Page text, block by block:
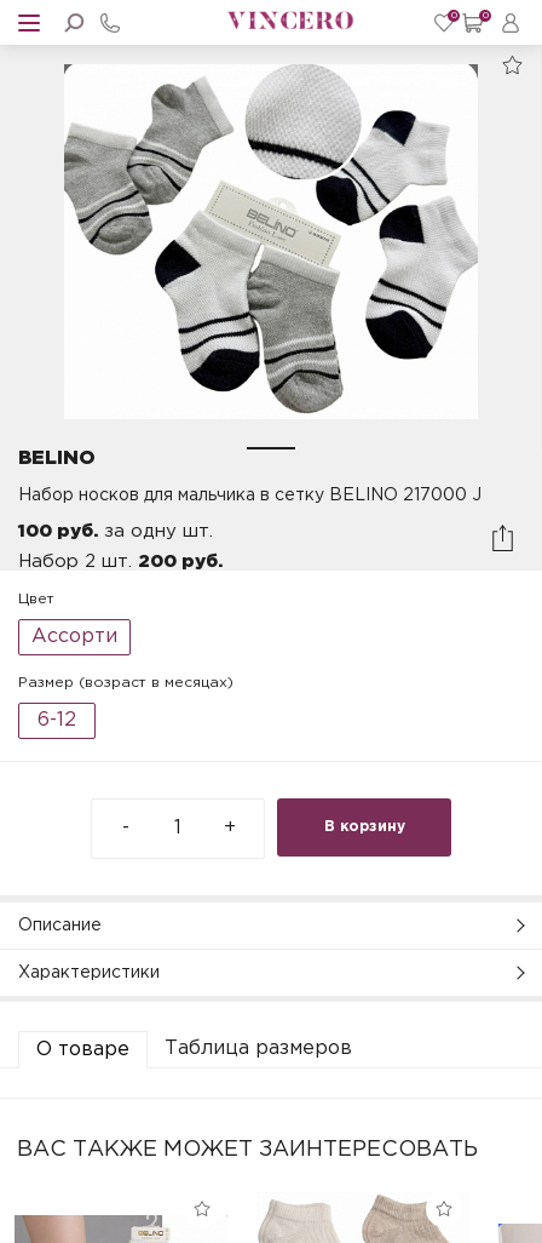
0 0
BELINO
Набор носков для мальчика в сетку BELINO 217000 J
100 руб. за одну шт.
Набор 2 шт. 200 руб.
Цвет
Ассорти
Размер (возраст в месяцах)
6-12
В корзину
- +
Описание
Характеристики
О товаре Таблица размеров
ВАС ТАКЖЕ МОЖЕТ ЗАИНТЕРЕСОВАТЬ